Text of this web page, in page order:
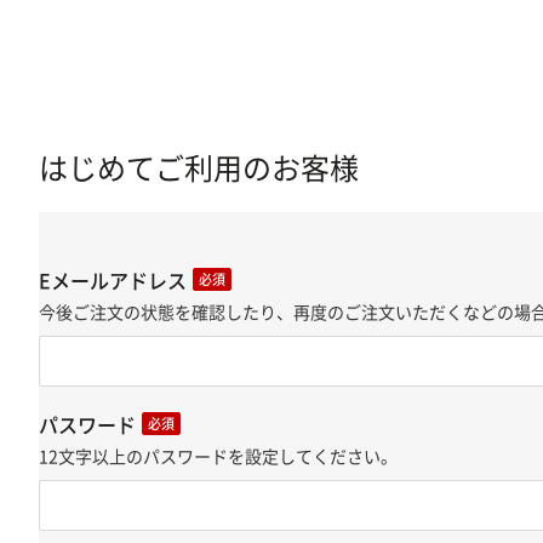
はじめてご利用のお客様
Eメールアドレス 必須
今後ご注文の状態を確認したり、再度のご注文いただくなどの場
パスワード 必須
12文字以上のパスワードを設定してください。